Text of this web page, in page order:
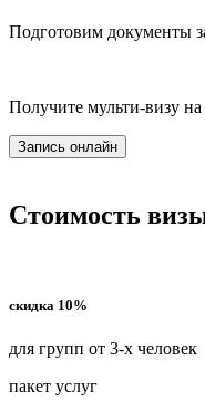
Подготовим документы
Получите мульти-визу
Запись онлайн
Стоимость
скидка 10%
для групп от 3-х человек
пакет услуг